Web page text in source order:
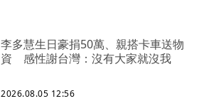
李多慧生日豪捐50萬、親搭卡車送物
資 感性謝台灣：沒有大家就沒我
2026.08.05 12:56